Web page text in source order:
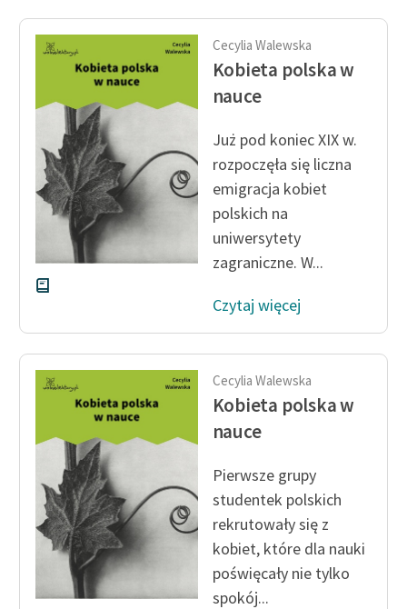
skandynawskiej literatury
feministycznej
Ręce pełne poezji
Kolekcje edukacyjne
twórców przechodzących
do domeny publicznej,
lektur szkolnych oraz
Starego Testamentu
Odkurzamy bohaterów
Szkoła Poezji Wolnych
O nas
Kontakt
Zasady wykorzystania
Wolnych Lektur
Logotypy
Cecylia Walewska
Kobieta polska w
nauce
Już pod koniec XIX w.
rozpoczęła się liczna
emigracja kobiet
polskich na
uniwersytety
zagraniczne. W...
Czytaj więcej
Cecylia Walewska
Kobieta polska w
nauce
Pierwsze grupy
studentek polskich
rekrutowały się z
kobiet, które dla nauki
poświęcały nie tylko
spokój...